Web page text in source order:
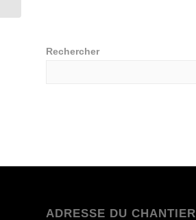
Rechercher
ADRESSE DU CHANTIER